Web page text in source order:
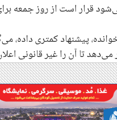
قرار است از روز جمعه
تا آن را غیر قانونی